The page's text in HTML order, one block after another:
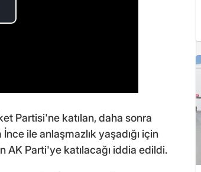
Partisi'ne katılan, daha sonra
ile anlaşmazlık yaşadığı için
Parti'ye katılacağı iddia edildi.